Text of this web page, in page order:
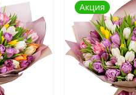
Акция